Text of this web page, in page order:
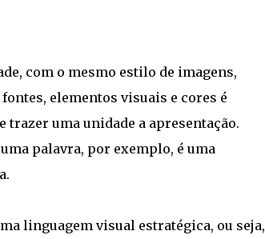
com o mesmo estilo de imagens,
elementos visuais e cores é
uma unidade a apresentação.
palavra, por exemplo, é uma
linguagem visual estratégica, ou seja,